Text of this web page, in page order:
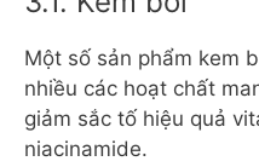
Một số sản phẩm kem
nhiều các hoạt chất
giảm sắc tố hiệu quả
niacinamide.